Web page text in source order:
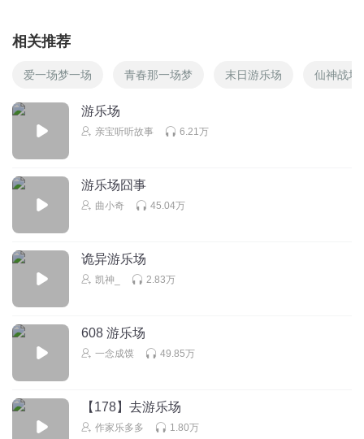
相关推荐
爱一场梦一场 青春那一场梦 末日游乐场 仙神战场
游乐场
亲宝听听故事 6.21万
游乐场囧事
曲小奇 45.04万
诡异游乐场
凯神_ 2.83万
608 游乐场
一念成馍 49.85万
【178】去游乐场
作家乐多多 1.80万